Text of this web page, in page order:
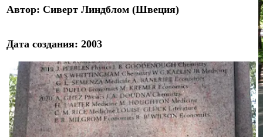
Автор: Сиверт Линдблом (Швеция)
Дата создания: 2003